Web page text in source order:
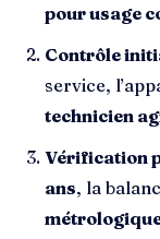
pour usage
Contrôle
service,
technicien
Vérification
ans, la